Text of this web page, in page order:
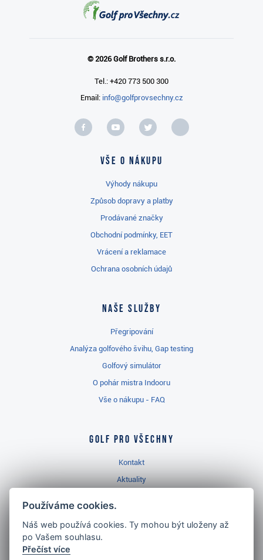
© 2026 Golf Brothers s.r.o.
Tel.: +420 773 500 300
Email: info@golfprovsechny.cz
Vše o nákupu
Výhody nákupu
Způsob dopravy a platby
Prodávané značky
Obchodní podmínky, EET
Vrácení a reklamace
Ochrana osobních údajů
Naše služby
Přegripování
Analýza golfového švihu, Gap testing
Golfový simulátor
O pohár mistra Indooru
Vše o nákupu - FAQ
Golf pro všechny
Kontakt
Aktuality
Golfový slovník
Používáme cookies.
Náš web používá cookies. Ty mohou být uloženy až
po Vašem souhlasu.
Přečíst více